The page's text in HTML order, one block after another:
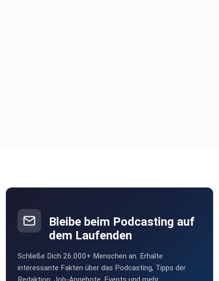
Bleibe beim Podcasting auf
dem Laufenden
Schließe Dich 26.000+ Menschen an. Erhalte
interessante Fakten über das Podcasting, Tipps der